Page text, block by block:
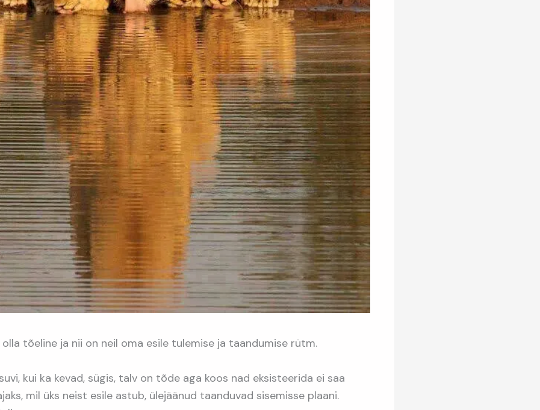
tõeline ja nii on neil oma esile tulemise ja taandumise rütm.
kui ka kevad, sügis, talv on tõde aga koos nad eksisteerida ei saa
mil üks neist esile astub, ülejäänud taanduvad sisemisse plaani.